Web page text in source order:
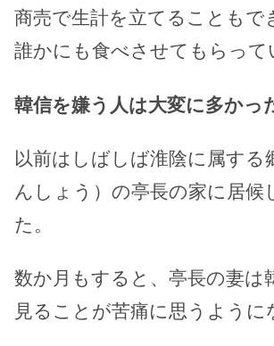
商売で生計を立てることもで
誰かにも食べさせてもらって
韓信を嫌う人は大変に多かっ
以前はしばしば淮陰に属する
んしょう）の亭長の家に居候
た。
数か月もすると、亭長の妻は
見ることが苦痛に思うように